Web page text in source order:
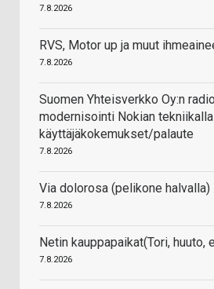
7.8.2026
RVS, Motor up ja muut
7.8.2026
Suomen Yhteisverkko Oy:n
modernisointi Nokian tekniikalla
käyttäjäkokemukset/palaute
7.8.2026
Via dolorosa (pelikone halvalla)
7.8.2026
Netin kauppapaikat(Tori, huuto,
7.8.2026